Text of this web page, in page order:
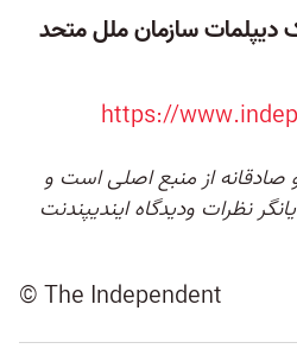
دیپلمات سازمان ملل متحد
https://
از منبع اصلی است و
نظرات ودیدگاه ایندیپندنت
© The Independent